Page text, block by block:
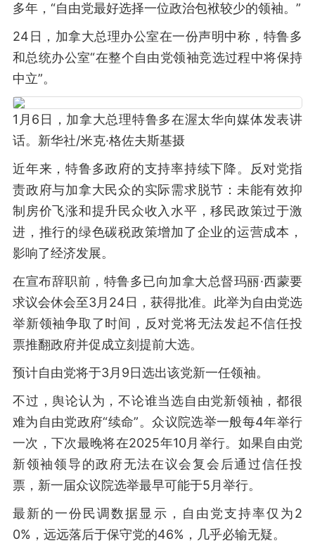
多年，“自由党最好选择一位政治包袱较少的领袖。”
24日，加拿大总理办公室在一份声明中称，特鲁多
和总统办公室“在整个自由党领袖竞选过程中将保持
中立”。
1月6日，加拿大总理特鲁多在渥太华向媒体发表讲
话。新华社/米克·格佐夫斯基摄
近年来，特鲁多政府的支持率持续下降。反对党指
责政府与加拿大民众的实际需求脱节：未能有效抑
制房价飞涨和提升民众收入水平，移民政策过于激
进，推行的绿色碳税政策增加了企业的运营成本，
影响了经济发展。
在宣布辞职前，特鲁多已向加拿大总督玛丽·西蒙要
求议会休会至3月24日，获得批准。此举为自由党选
举新领袖争取了时间，反对党将无法发起不信任投
票推翻政府并促成立刻提前大选。
预计自由党将于3月9日选出该党新一任领袖。
不过，舆论认为，不论谁当选自由党新领袖，都很
难为自由党政府“续命”。众议院选举一般每4年举行
一次，下次最晚将在2025年10月举行。如果自由党
新领袖领导的政府无法在议会复会后通过信任投
票，新一届众议院选举最早可能于5月举行。
最新的一份民调数据显示，自由党支持率仅为2
0%，远远落后于保守党的46%，几乎必输无疑。